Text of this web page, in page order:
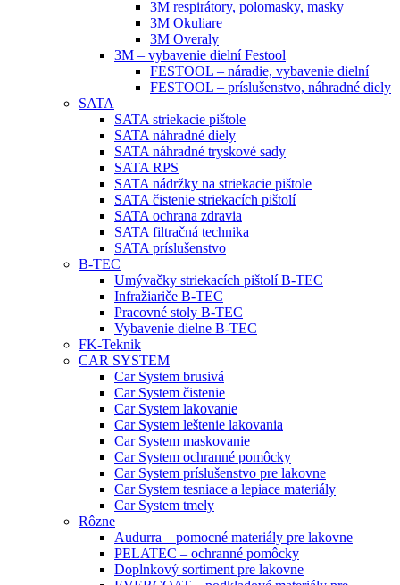
3M respirátory, polomasky, masky
3M Okuliare
3M Overaly
3M – vybavenie dielní Festool
FESTOOL – náradie, vybavenie dielní
FESTOOL – príslušenstvo, náhradné diely
SATA
SATA striekacie pištole
SATA náhradné diely
SATA náhradné tryskové sady
SATA RPS
SATA nádržky na striekacie pištole
SATA čistenie striekacích pištolí
SATA ochrana zdravia
SATA filtračná technika
SATA príslušenstvo
B-TEC
Umývačky striekacích pištolí B-TEC
Infražiariče B-TEC
Pracovné stoly B-TEC
Vybavenie dielne B-TEC
FK-Teknik
CAR SYSTEM
Car System brusivá
Car System čistenie
Car System lakovanie
Car System leštenie lakovania
Car System maskovanie
Car System ochranné pomôcky
Car System príslušenstvo pre lakovne
Car System tesniace a lepiace materiály
Car System tmely
Rôzne
Audurra – pomocné materiály pre lakovne
PELATEC – ochranné pomôcky
Doplnkový sortiment pre lakovne